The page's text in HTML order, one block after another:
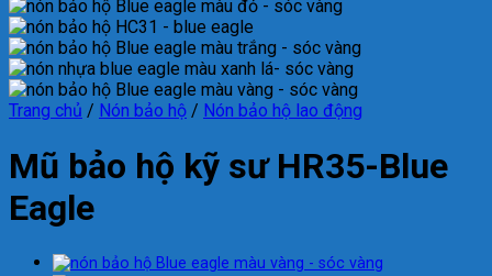
Trang chủ / Nón bảo hộ / Nón bảo hộ lao động
Mũ bảo hộ kỹ sư HR35-Blue
Eagle